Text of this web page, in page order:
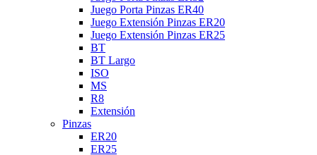
Juego Porta Pinzas ER40
Juego Extensión Pinzas ER20
Juego Extensión Pinzas ER25
BT
BT Largo
ISO
MS
R8
Extensión
Pinzas
ER20
ER25